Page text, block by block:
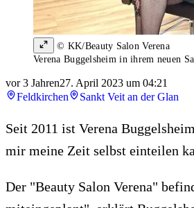
© KK/Beauty Salon Verena
Verena Buggelsheim in ihrem neuen
vor 3 Jahren27. April 2023 um 04:21
Feldkirchen
Sankt Veit an der Glan
Seit 2011 ist Verena
mir meine Zeit selbst einteilen
Der "Beauty Salon Verena"